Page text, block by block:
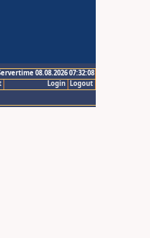
08.08.2026 07:32:08
Logout
Login